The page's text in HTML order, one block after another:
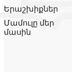
Երաշխիքներ
Մամուլը մեր
մասին